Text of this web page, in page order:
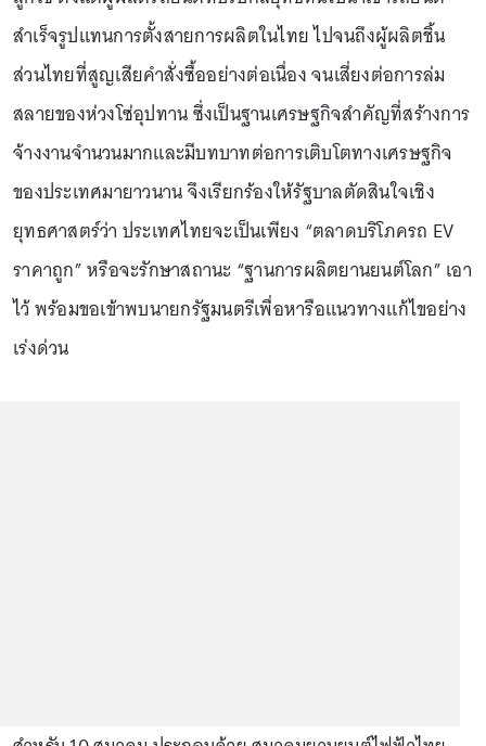
สำเร็จรูปแทนการตั้งสายการผลิตในไทย ไปจนถึงผู้ผลิตชิ้น
ส่วนไทยที่สูญเสียคำสั่งซื้ออย่างต่อเนื่อง จนเสี่ยงต่อการล่ม
สลายของห่วงโซ่อุปทาน ซึ่งเป็นฐานเศรษฐกิจสำคัญที่สร้างการ
จ้างงานจำนวนมากและมีบทบาทต่อการเติบโตทางเศรษฐกิจ
ของประเทศมายาวนาน จึงเรียกร้องให้รัฐบาลตัดสินใจเชิง
ยุทธศาสตร์ว่า ประเทศไทยจะเป็นเพียง “ตลาดบริโภครถ EV
ราคาถูก” หรือจะรักษาสถานะ “ฐานการผลิตยานยนต์โลก” เอา
ไว้ พร้อมขอเข้าพบนายกรัฐมนตรีเพื่อหารือแนวทางแก้ไขอย่าง
เร่งด่วน